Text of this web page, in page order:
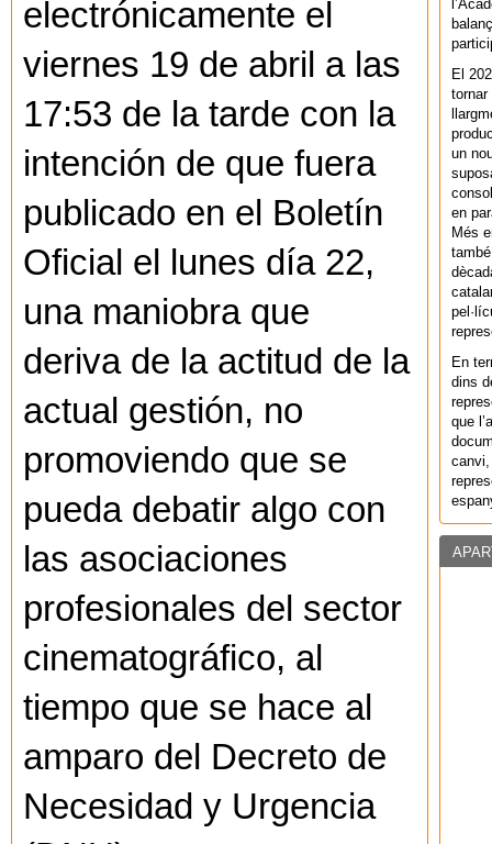
electrónicamente el
viernes 19 de abril a las
17:53 de la tarde con la
intención de que fuera
publicado en el Boletín
Oficial el lunes día 22,
una maniobra que
deriva de la actitud de la
actual gestión, no
promoviendo que se
pueda debatir algo con
las asociaciones
profesionales del sector
cinematográfico, al
tiempo que se hace al
amparo del Decreto de
Necesidad y Urgencia
El
un
en
Més
En
dins
que
canvi,